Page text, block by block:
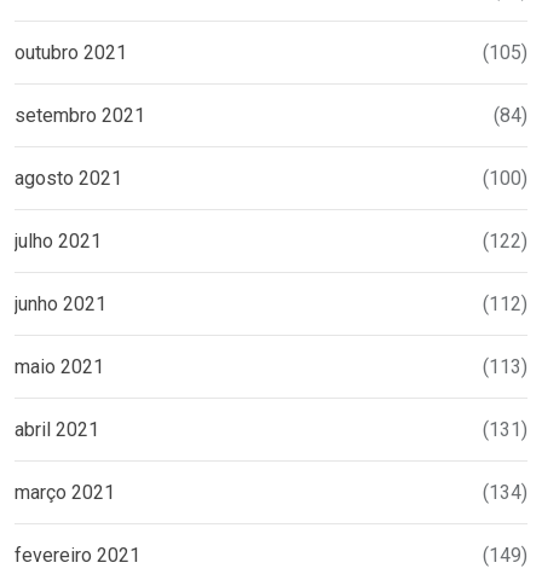
outubro 2021 (105)
setembro 2021 (84)
agosto 2021 (100)
julho 2021 (122)
junho 2021 (112)
maio 2021 (113)
abril 2021 (131)
março 2021 (134)
fevereiro 2021 (149)